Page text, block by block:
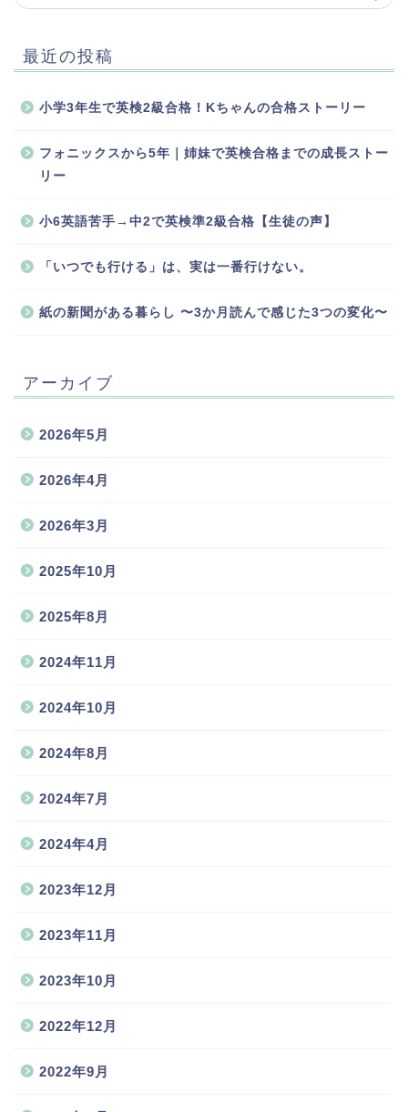
最近の投稿
小学3年生で英検2級合格！Kちゃんの合格ストーリー
フォニックスから5年｜姉妹で英検合格までの成長ストー
リー
小6英語苦手→中2で英検準2級合格【生徒の声】
「いつでも行ける」は、実は一番行けない。
紙の新聞がある暮らし 〜3か月読んで感じた3つの変化〜
アーカイブ
2026年5月
2026年4月
2026年3月
2025年10月
2025年8月
2024年11月
2024年10月
2024年8月
2024年7月
2024年4月
2023年12月
2023年11月
2023年10月
2022年12月
2022年9月